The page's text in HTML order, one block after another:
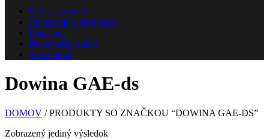
Servis a opravy
Ozvučenie a osvetlenie
Prenájom
Nahrávacie štúdio
ŠkolaNové
Dowina GAE-ds
DOMOV / PRODUKTY SO ZNAČKOU “DOWINA GAE-DS”
Zobrazený jediný výsledok